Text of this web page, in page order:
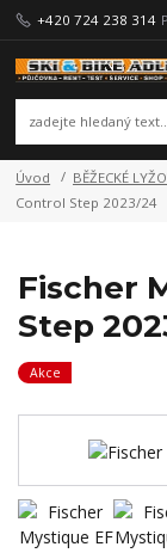
+420 724 238 314
Úvod BĚŽECKÉ
Control Step 2023/24
Fischer
Step
Akce